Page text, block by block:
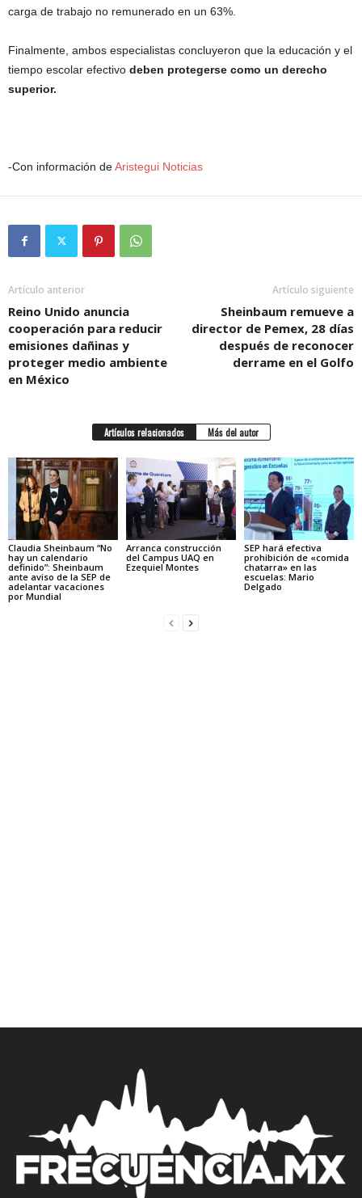
carga de trabajo no remunerado en un 63%.
Finalmente, ambos especialistas concluyeron que la educación y el
tiempo escolar efectivo deben protegerse como un derecho
superior.
-Con información deAristegui Noticias
Artículo anterior
Reino Unido anuncia
cooperación para reducir
emisiones dañinas y
proteger medio ambiente
en México
Artículo siguiente
Sheinbaum remueve a
director de Pemex, 28 días
después de reconocer
derrame en el Golfo
Artículos relacionados Más del autor
Claudia Sheinbaum “No
hay un calendario
definido”: Sheinbaum
ante aviso de la SEP de
adelantar vacaciones
por Mundial
Arranca construcción
del Campus UAQ en
Ezequiel Montes
SEP hará efectiva
prohibición de «comida
chatarra» en las
escuelas: Mario
Delgado